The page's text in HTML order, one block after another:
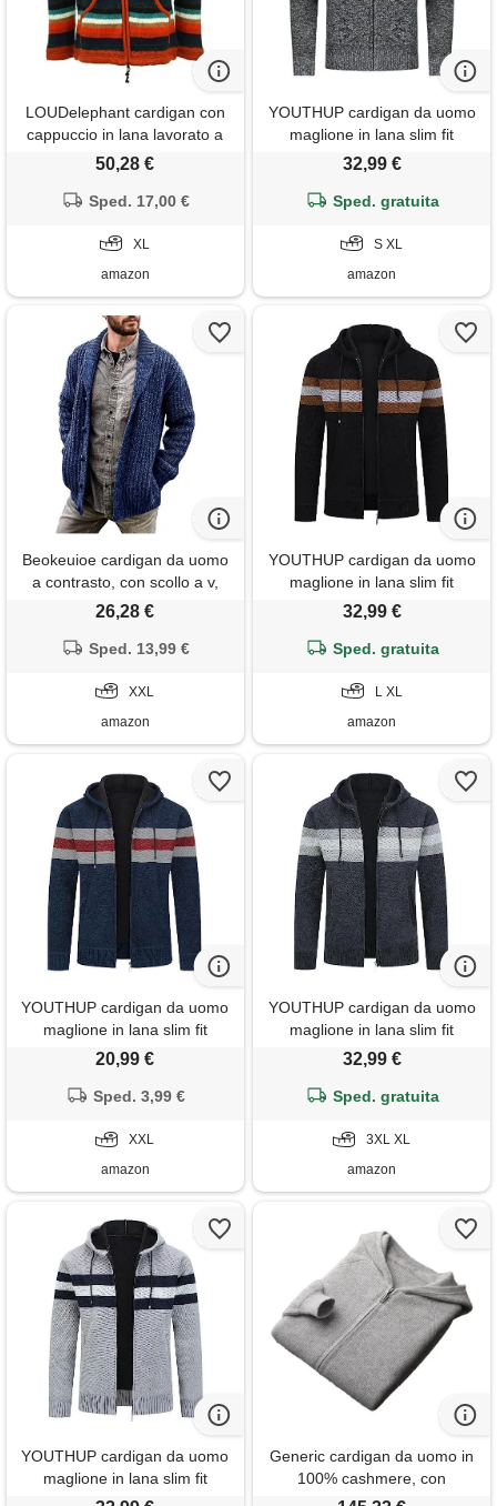
LOUDelephant cardigan con
cappuccio in lana lavorato a
mano, striscia anu, xl
50,28 €
Sped. 17,00 €
XL
amazon
YOUTHUP cardigan da uomo
maglione in lana slim fit
modello maglia casual felpa
ispessita lavoro caldo, grigio
scuro, xl
32,99 €
Sped. gratuita
S XL
amazon
Beokeuioe cardigan da uomo
a contrasto, con scollo a v,
con bottoni, in lana merino
in lana, blu, xxl
26,28 €
Sped. 13,99 €
XXL
amazon
YOUTHUP cardigan da uomo
maglione in lana slim fit
modello maglia casual felpa
8750, xl
32,99 €
Sped. gratuita
L XL
amazon
YOUTHUP cardigan da uomo
maglione in lana slim fit
modello maglia casual felpa
navy 8750, xxl
20,99 €
Sped. 3,99 €
XXL
amazon
YOUTHUP cardigan da uomo
maglione in lana slim fit
modello maglia casual felpa
scuro 8750, 3xl
32,99 €
Sped. gratuita
3XL XL
amazon
YOUTHUP cardigan da uomo
maglione in lana slim fit
modello maglia casual felpa
Generic cardigan da uomo in
100% cashmere, con
cappuccio sulle spalle e